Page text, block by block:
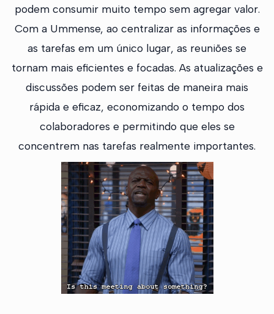
podem consumir muito tempo sem agregar valor.
Com a Ummense, ao centralizar as informações e
as tarefas em um único lugar, as reuniões se
tornam mais eficientes e focadas. As atualizações e
discussões podem ser feitas de maneira mais
rápida e eficaz, economizando o tempo dos
colaboradores e permitindo que eles se
concentrem nas tarefas realmente importantes.